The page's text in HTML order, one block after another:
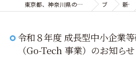
東京都、神奈川県の経営コンサルティングなら株式会社ビジョンネクスト ブログ 新着情報
令和８年度 成長型中小企業
（Go-Tech 事業）のお知らせ